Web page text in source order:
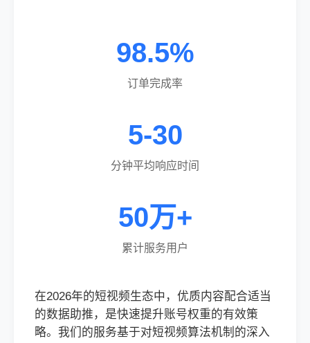
98.5%
订单完成率
5-30
分钟平均响应时间
50万+
累计服务用户
在2026年的短视频生态中，优质内容配合适当
的数据助推，是快速提升账号权重的有效策
略。我们的服务基于对短视频算法机制的深入